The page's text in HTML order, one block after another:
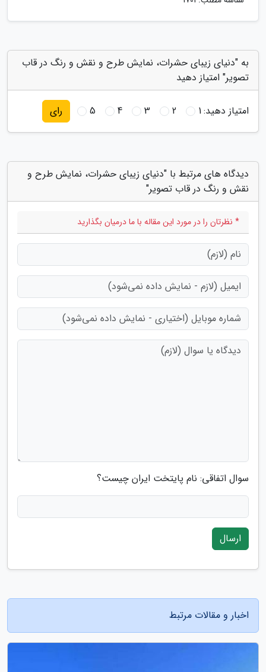
به "دنیای زیبای حشرات، نمایش طرح و نقش و رنگ در قاب
تصویر" امتیاز دهید
امتیاز دهید:1
2
3
4
5 رای
دیدگاه های مرتبط با "دنیای زیبای حشرات، نمایش طرح و
نقش و رنگ در قاب تصویر"
* نظرتان را در مورد این مقاله با ما درمیان بگذارید
سوال اتفاقی: نام پایتخت ایران چیست؟
ارسال
اخبار و مقالات مرتبط